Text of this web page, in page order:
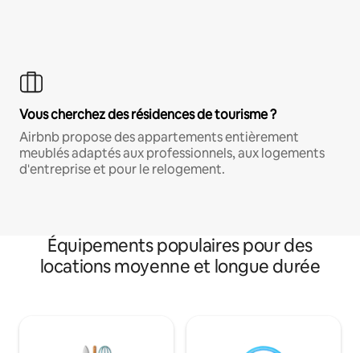
Vous cherchez des résidences de tourisme ?
Airbnb propose des appartements entièrement
meublés adaptés aux professionnels, aux logements
d'entreprise et pour le relogement.
Équipements populaires pour des
locations moyenne et longue durée